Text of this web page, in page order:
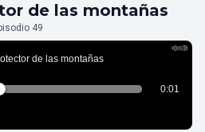
de las montañas
49